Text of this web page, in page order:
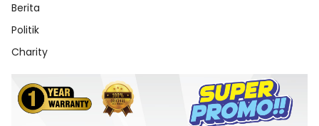
Berita
Politik
Charity